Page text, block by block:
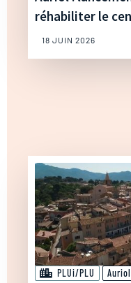
réhabiliter le
18 JUIN 2026
PLUi/PLU Auriol